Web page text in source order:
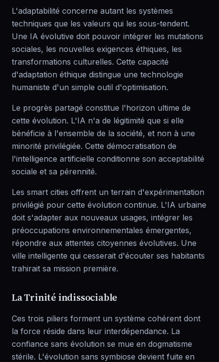
L'adaptabilité concerne autant les systèmes
techniques que les valeurs qui les sous-tendent.
Une IA évolutive doit pouvoir intégrer les mutations
sociales, les nouvelles exigences éthiques, les
transformations culturelles. Cette capacité
d'adaptation éthique distingue une technologie
humaniste d'un simple outil d'optimisation.
Le progrès partagé constitue l'horizon ultime de
cette évolution. L'IA n'a de légitimité que si elle
bénéficie à l'ensemble de la société, et non à une
minorité privilégiée. Cette démocratisation de
l'intelligence artificielle conditionne son acceptabilité
sociale et sa pérennité.
Les smart cities offrent un terrain d'expérimentation
privilégié pour cette évolution continue. L'IA urbaine
doit s'adapter aux nouveaux usages, intégrer les
préoccupations environnementales émergentes,
répondre aux attentes citoyennes évolutives. Une
ville intelligente qui cesserait d'écouter ses habitants
trahirait sa mission première.
La Trinité indissociable
Ces trois piliers forment un système cohérent dont
la force réside dans leur interdépendance. La
confiance sans évolution se mue en dogmatisme
stérile. L'évolution sans symbiose devient fuite en